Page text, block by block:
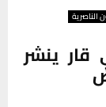
الناصرية
ينشر